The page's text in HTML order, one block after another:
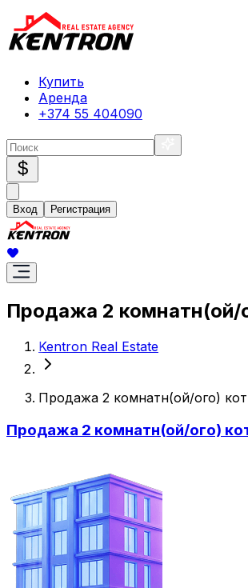
Купить
Аренда
+374 55 404090
$
Вход Регистрация
Продажа 2 комнатн(ой/
Kentron Real Estate
Продажа 2 комнатн(ой/ого)
Продажа 2 комнатн(ой/ого)